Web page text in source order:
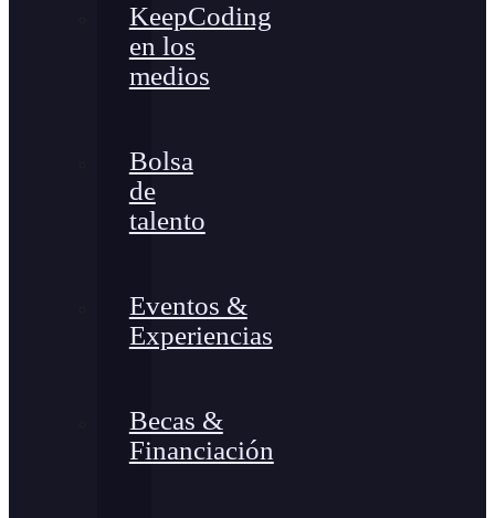
KeepCoding
en los
medios
Bolsa
de
talento
Eventos &
Experiencias
Becas &
Financiación